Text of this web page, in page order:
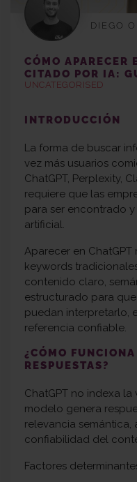
DIEGO
CÓMO APARECER
CITADO POR IA:
UNCATEGORISED
INTRODUCCIÓN
La forma de buscar
vez más usuarios
ChatGPT, Perplexity,
requiere que las
para ser encontrado
artificial.
Aparecer en
keywords
contenido claro,
estructurado para
puedan interpretarlo,
referencia confiable.
¿CÓMO
RESPUESTAS?
ChatGPT no indexa
modelo genera
relevancia
confiabilidad del
Factores